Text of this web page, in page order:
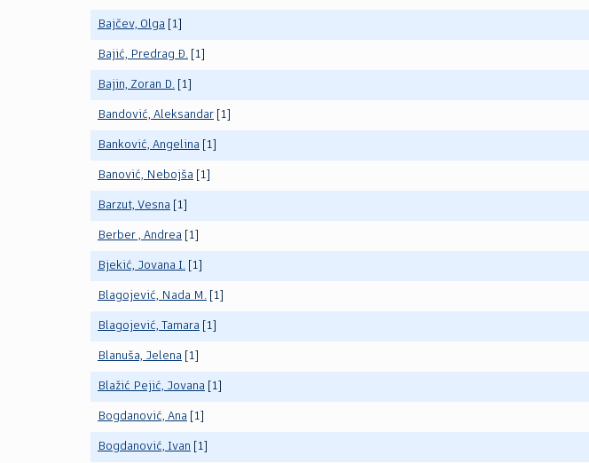
Bajčev, Olga [1]
Bajić, Predrag Đ. [1]
Bajin, Zoran D. [1]
Bandović, Aleksandar [1]
Banković, Angelina [1]
Banović, Nebojša [1]
Barzut, Vesna [1]
Berber , Andrea [1]
Bjekić, Jovana I. [1]
Blagojević, Nada M. [1]
Blagojević, Tamara [1]
Blanuša, Jelena [1]
Blažić Pejić, Jovana [1]
Bogdanović, Ana [1]
Bogdanović, Ivan [1]